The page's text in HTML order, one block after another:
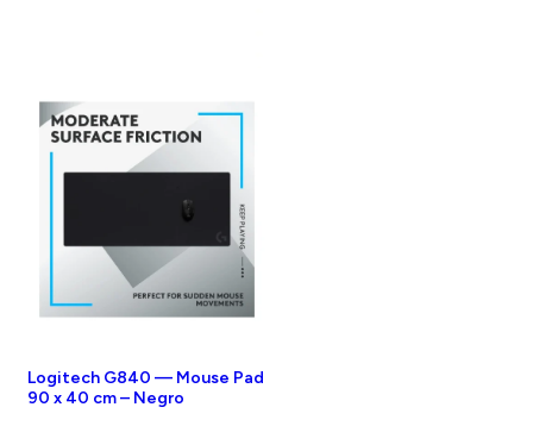
Logitech G840 — Mouse Pad
90 x 40 cm – Negro